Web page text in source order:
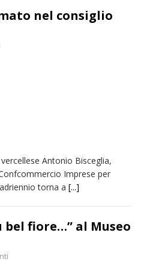
nel consiglio
Antonio Bisceglia,
Imprese per
torna a [...]
fiore…” al Museo